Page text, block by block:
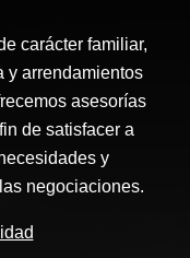
carácter familiar,
y arrendamientos
asesorías
de satisfacer a
y
negociaciones.